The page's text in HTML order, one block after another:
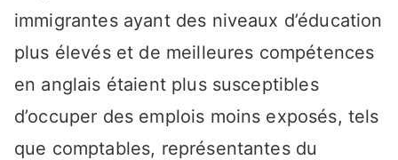
immigrantes ayant des niveaux d’éducation
plus élevés et de meilleures compétences
en anglais étaient plus susceptibles
d’occuper des emplois moins exposés, tels
que comptables, représentantes du